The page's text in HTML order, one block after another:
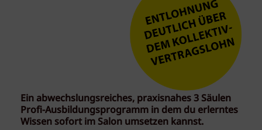
Ein abwechslungsreiches, praxisnahes 3 Säulen
Profi-Ausbildungsprogramm in dem du erlerntes
Wissen sofort im Salon umsetzen kannst.